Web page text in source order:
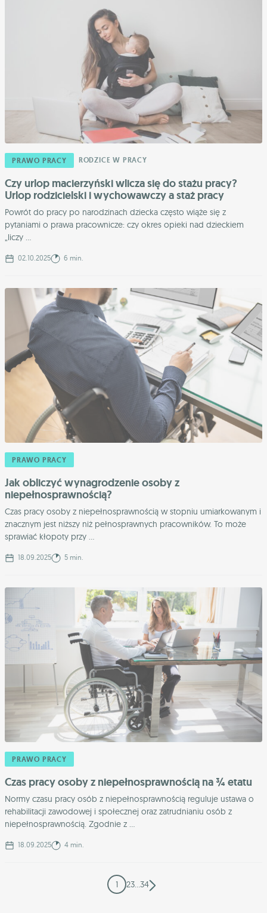
PRAWO PRACY RODZICE W PRACY
Czy urlop macierzyński wlicza się do stażu pracy?
Urlop rodzicielski i wychowawczy a staż pracy
Powrót do pracy po narodzinach dziecka często wiąże się z
pytaniami o prawa pracownicze: czy okres opieki nad dzieckiem
„liczy ...
02.10.2025 6 min.
PRAWO PRACY
Jak obliczyć wynagrodzenie osoby z
niepełnosprawnością?
Czas pracy osoby z niepełnosprawnością w stopniu umiarkowanym i
znacznym jest niższy niż pełnosprawnych pracowników. To może
sprawiać kłopoty przy ...
18.09.2025 5 min.
PRAWO PRACY
Czas pracy osoby z niepełnosprawnością na ¾ etatu
Normy czasu pracy osób z niepełnosprawnością reguluje ustawa o
rehabilitacji zawodowej i społecznej oraz zatrudnianiu osób z
niepełnosprawnością. Zgodnie z ...
18.09.2025 4 min.
1 23…34